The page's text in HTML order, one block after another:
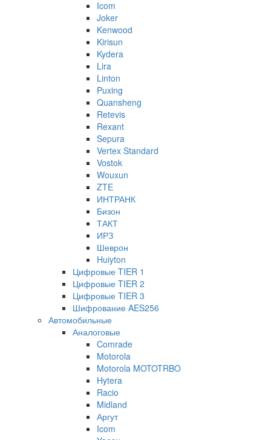
Icom
Joker
Kenwood
Kirisun
Kydera
Lira
Linton
Puxing
Quansheng
Retevis
Rexant
Sepura
Vertex Standard
Vostok
Wouxun
ZTE
ИНТРАНК
Бизон
ТАКТ
ИРЗ
Шеврон
Huiyton
Цифровые TIER 1
Цифровые TIER 2
Цифровые TIER 3
Шифрование AES256
Автомобильные
Аналоговые
Comrade
Motorola
Motorola MOTOTRBO
Hytera
Racio
Midland
Аргут
Icom